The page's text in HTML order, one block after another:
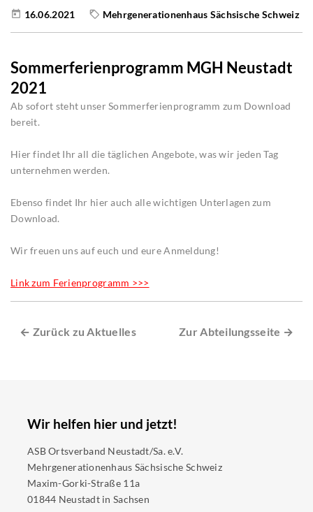
16.06.2021 Mehrgenerationenhaus Sächsische Schweiz
Sommerferienprogramm MGH Neustadt
2021
Ab sofort steht unser Sommerferienprogramm zum Download
bereit.
Hier findet Ihr all die täglichen Angebote, was wir jeden Tag
unternehmen werden.
Ebenso findet Ihr hier auch alle wichtigen Unterlagen zum
Download.
Wir freuen uns auf euch und eure Anmeldung!
Link zum Ferienprogramm >>>
← Zurück zu Aktuelles Zur Abteilungsseite →
Wir helfen hier und jetzt!
ASB Ortsverband Neustadt/Sa. e.V.
Mehrgenerationenhaus Sächsische Schweiz
Maxim-Gorki-Straße 11a
01844 Neustadt in Sachsen